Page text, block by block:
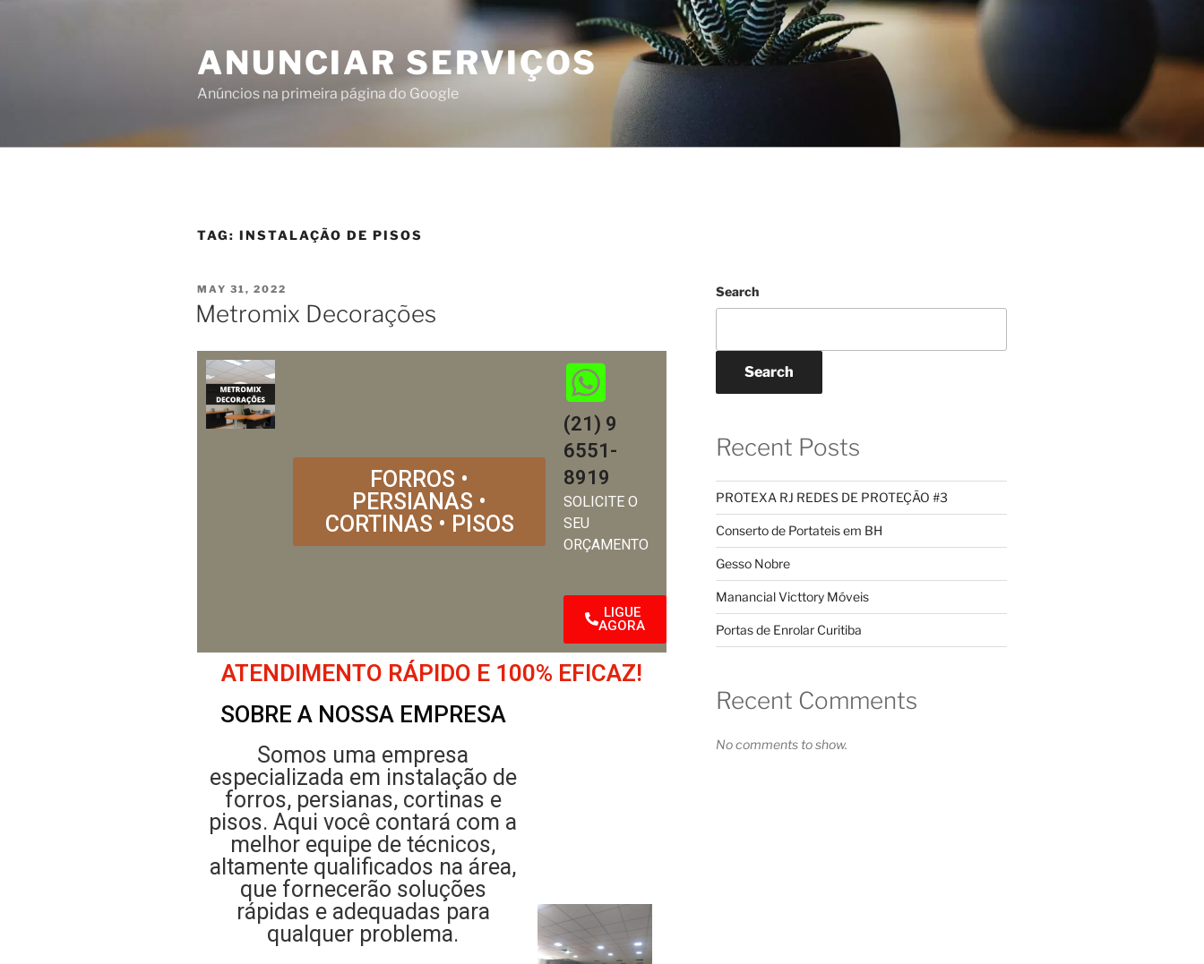
ANUNCIAR SERVIÇOS
Anúncios na primeira página do Google
TAG: INSTALAÇÃO DE PISOS
MAY 31, 2022
Metromix Decorações
FORROS •
PERSIANAS •
CORTINAS • PISOS
(21) 9
6551-
8919
SOLICITE O
SEU
ORÇAMENTO
LIGUE
AGORA
ATENDIMENTO RÁPIDO E 100% EFICAZ!
SOBRE A NOSSA EMPRESA
Somos uma empresa
especializada em instalação de
forros, persianas, cortinas e
pisos. Aqui você contará com a
melhor equipe de técnicos,
altamente qualificados na área,
que fornecerão soluções
rápidas e adequadas para
qualquer problema.
Search
Search
Recent Posts
PROTEXA RJ REDES DE PROTEÇÃO #3
Conserto de Portateis em BH
Gesso Nobre
Manancial Victtory Móveis
Portas de Enrolar Curitiba
Recent Comments
No comments to show.